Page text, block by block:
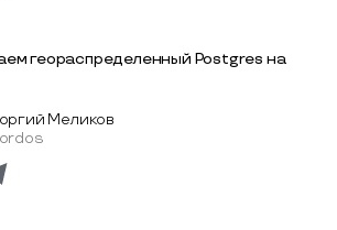
геораспределенный Postgres на
Меликов